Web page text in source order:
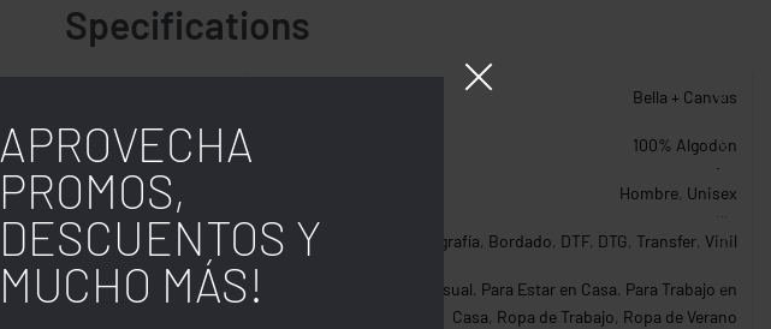
Specifications
Bella + Canvas
MATERIAL 100% Algodón
GENERO Hombre, Unisex
TIPO DE IMPRESIÓN Serigrafía Bordado DTF, DTG Transfer, Vinil
USO
Casual Para Estar en Casa Para Trabajo en
Casa Ropa de Trabajo Ropa de Verano
Follow us
Insta.
APROVECHA
PROMOS,
DESCUENTOS Y
MUCHO MÁS!